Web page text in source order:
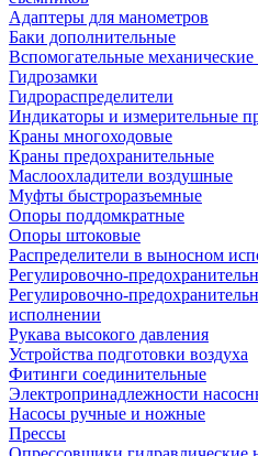
Адаптеры для манометров
Баки дополнительные
Вспомогательные
Гидрозамки
Гидрораспределители
Индикаторы и измерительные
Краны многоходовые
Краны предохранительные
Маслоохладители воздушные
Муфты быстроразъемные
Опоры поддомкратные
Опоры штоковые
Распределители в выносном
Регулировочно-
Регулировочно-
исполнении
Рукава высокого давления
Устройства подготовки воздуха
Фитинги соединительные
Электропринадлежности
Насосы ручные и ножные
Прессы